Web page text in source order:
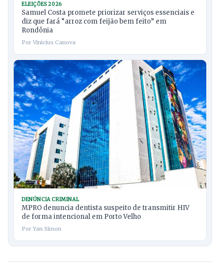
ELEIÇÕES 2026
Samuel Costa promete priorizar serviços essenciais e
diz que fará “arroz com feijão bem feito” em
Rondônia
Por Vinicius Canova
DENÚNCIA CRIMINAL
MPRO denuncia dentista suspeito de transmitir HIV
de forma intencional em Porto Velho
Por Yan Simon